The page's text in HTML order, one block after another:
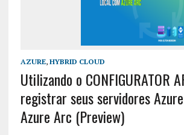
AZURE, HYBRID CLOUD
Utilizando o CONFIGURATOR
registrar seus servidores
Azure Arc (Preview)